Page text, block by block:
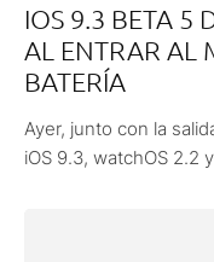
IOS 9.3 BETA 5
AL ENTRAR AL
BATERÍA
Ayer, junto con la
iOS 9.3, watchOS 2.2